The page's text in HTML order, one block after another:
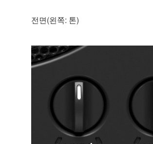
전면(왼쪽: 톤)